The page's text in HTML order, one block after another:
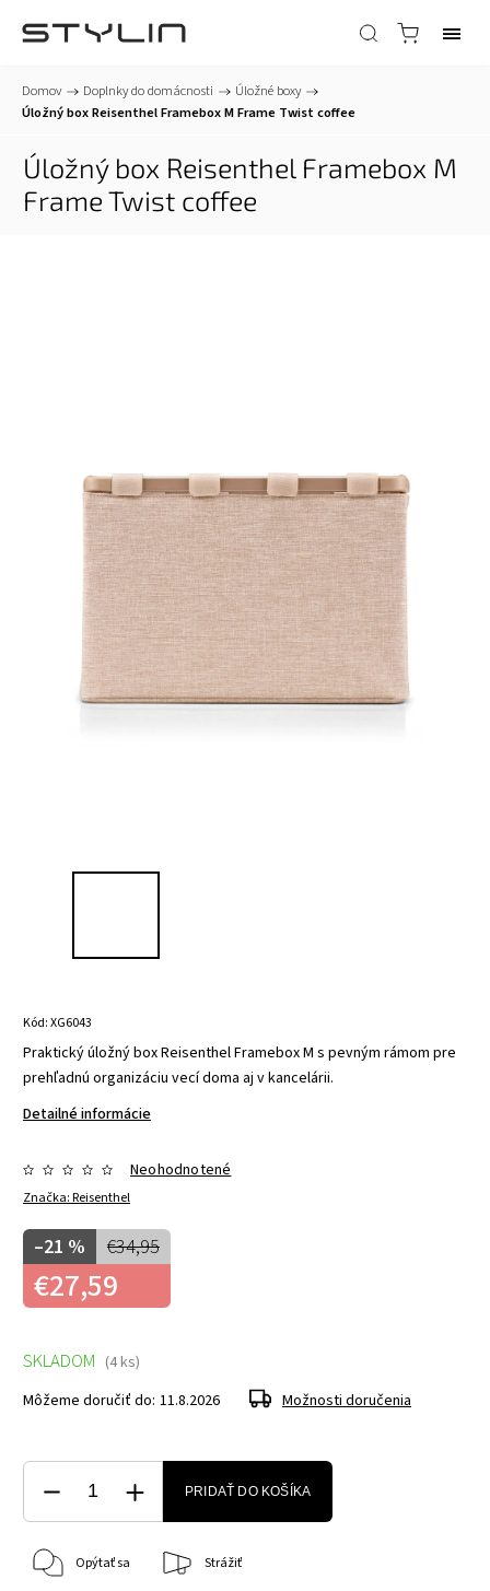
Domov / Doplnky do domácnosti / Úložné boxy /
Úložný box Reisenthel Framebox M Frame Twist coffee
Úložný box Reisenthel Framebox M
Frame Twist coffee
Kód:XG6043
Praktický úložný box Reisenthel Framebox M s pevným rámom pre
prehľadnú organizáciu vecí doma aj v kancelárii.
Detailné informácie
Značka:Reisenthel
Neohodnotené
€34,95
–21 %
€27,59
SKLADOM (4 ks)
Môžeme doručiť do: 11.8.2026 Možnosti doručenia
PRIDAŤ DO KOŠÍKA
Opýtať sa Strážiť